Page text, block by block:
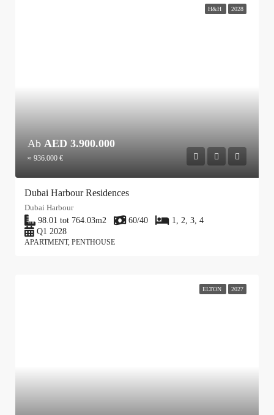
H&H 2028
Ab AED 3.900.000
≈ 936.000 €
Dubai Harbour Residences
Dubai Harbour
98.01 tot 764.03m2 60/40
1, 2, 3, 4
Q1 2028
APARTMENT, PENTHOUSE
ELTON 2027